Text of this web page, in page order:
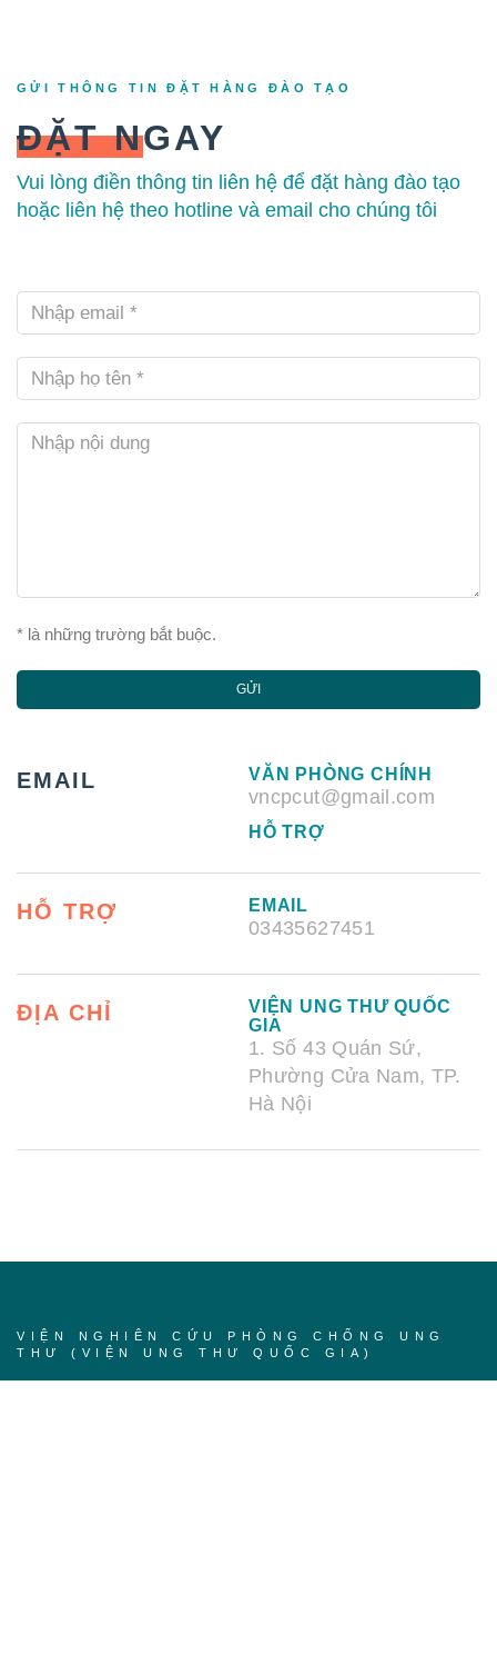
GỬI THÔNG TIN ĐẶT HÀNG ĐÀO TẠO
ĐẶT NGAY
Vui lòng điền thông tin liên hệ để đặt hàng đào tạo
hoặc liên hệ theo hotline và email cho chúng tôi
Email
Họ
tên
Nội
* là những trường bắt buộc.
GỬI
EMAIL VĂN PHÒNG CHÍNH
vncpcut@gmail.com
HỖ TRỢ
HỖ TRỢ EMAIL
03435627451
ĐỊA CHỈ
VIỆN UNG THƯ QUỐC
GIA
1. Số 43 Quán Sứ,
Phường Cửa Nam, TP.
Hà Nội
VIỆN NGHIÊN CỨU PHÒNG CHỐNG UNG
THƯ (VIỆN UNG THƯ QUỐC GIA)